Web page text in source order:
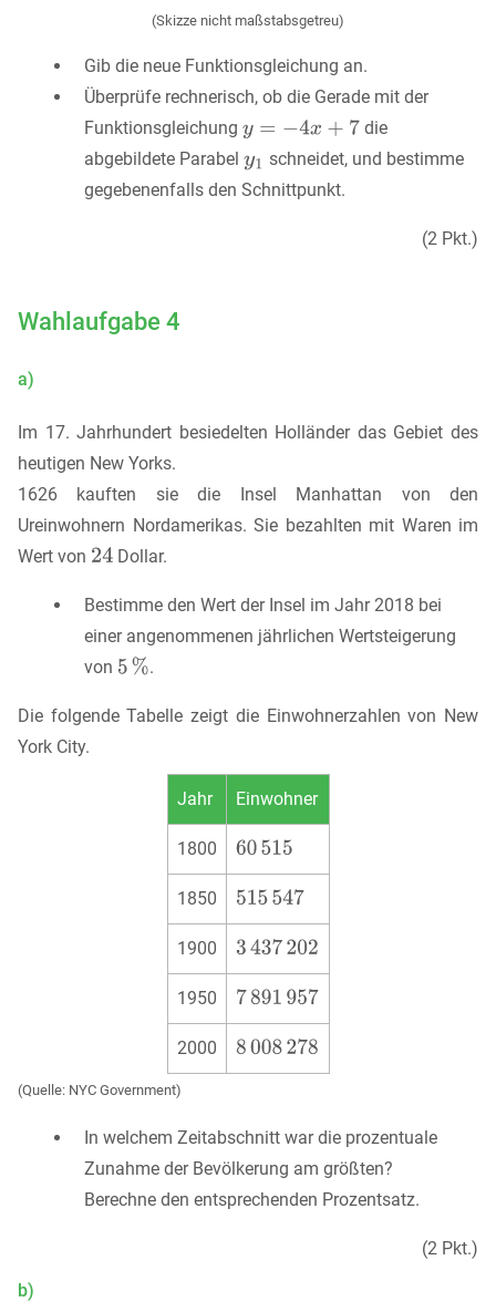
(Skizze nicht maßstabsgetreu)
Gib die neue Funktionsgleichung an.
Überprüfe rechnerisch, ob die Gerade mit der
Funktionsgleichung
die
abgebildete Parabel
schneidet, und bestimme
gegebenenfalls den Schnittpunkt.
(2 Pkt.)
Wahlaufgabe 4
a)
Im 17. Jahrhundert besiedelten Holländer das Gebiet des
heutigen New Yorks.
1626 kauften sie die Insel Manhattan von den
Ureinwohnern Nordamerikas. Sie bezahlten mit Waren im
Wert von
Dollar.
Bestimme den Wert der Insel im Jahr 2018 bei
einer angenommenen jährlichen Wertsteigerung
von
.
Die folgende Tabelle zeigt die Einwohnerzahlen von New
York City.
Jahr Einwohner
1800
1850
1900
1950
2000
(Quelle: NYC Government)
In welchem Zeitabschnitt war die prozentuale
Zunahme der Bevölkerung am größten?
Berechne den entsprechenden Prozentsatz.
(2 Pkt.)
b)